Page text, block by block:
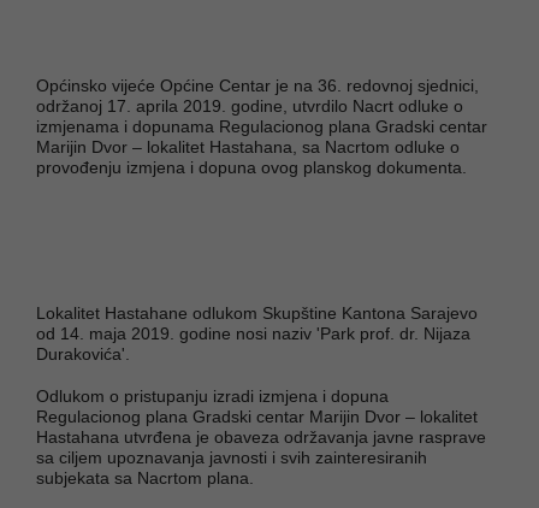
Općinsko vijeće Općine Centar je na 36. redovnoj sjednici,
održanoj 17. aprila 2019. godine, utvrdilo Nacrt odluke o
izmjenama i dopunama Regulacionog plana Gradski centar
Marijin Dvor – lokalitet Hastahana, sa Nacrtom odluke o
provođenju izmjena i dopuna ovog planskog dokumenta.
Lokalitet Hastahane odlukom Skupštine Kantona Sarajevo
od 14. maja 2019. godine nosi naziv 'Park prof. dr. Nijaza
Durakovića'.
Odlukom o pristupanju izradi izmjena i dopuna
Regulacionog plana Gradski centar Marijin Dvor – lokalitet
Hastahana utvrđena je obaveza održavanja javne rasprave
sa ciljem upoznavanja javnosti i svih zainteresiranih
subjekata sa Nacrtom plana.